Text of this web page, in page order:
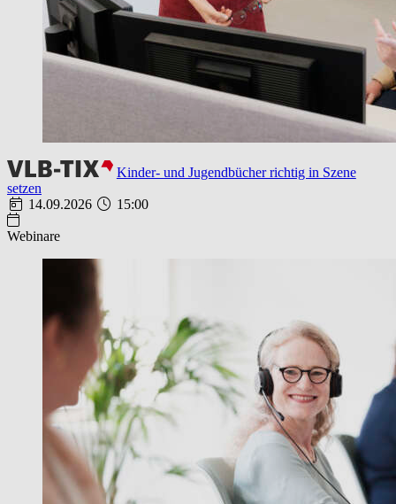
Kinder- und Jugendbücher richtig in Szene
setzen
14.09.2026
15:00
Webinare